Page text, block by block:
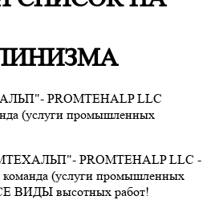
PROMTEHALP LLC
(услуги промышленных
PROMTEHALP LLC -
команда (услуги промышленных
ВИДЫ высотных работ!